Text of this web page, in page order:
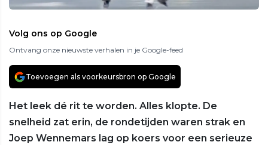
Volg ons op Google
Ontvang onze nieuwste verhalen in je Google-feed
Toevoegen als voorkeursbron op Google
Het leek dé rit te worden. Alles klopte. De
snelheid zat erin, de rondetijden waren strak en
Joep Wennemars lag op koers voor een serieuze